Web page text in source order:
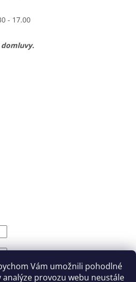
Vám umožnili pohodlné
provozu webu neustále
- 17.00